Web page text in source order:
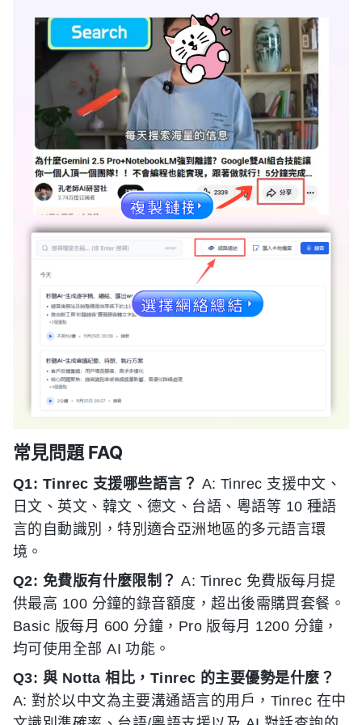
常見問題 FAQ
Q1: Tinrec 支援哪些語言？ A: Tinrec 支援中文、
日文、英文、韓文、德文、台語、粵語等 10 種語
言的自動識別，特別適合亞洲地區的多元語言環
境。
Q2: 免費版有什麼限制？ A: Tinrec 免費版每月提
供最高 100 分鐘的錄音額度，超出後需購買套餐。
Basic 版每月 600 分鐘，Pro 版每月 1200 分鐘，
均可使用全部 AI 功能。
Q3: 與 Notta 相比，Tinrec 的主要優勢是什麼？
A: 對於以中文為主要溝通語言的用戶，Tinrec 在中